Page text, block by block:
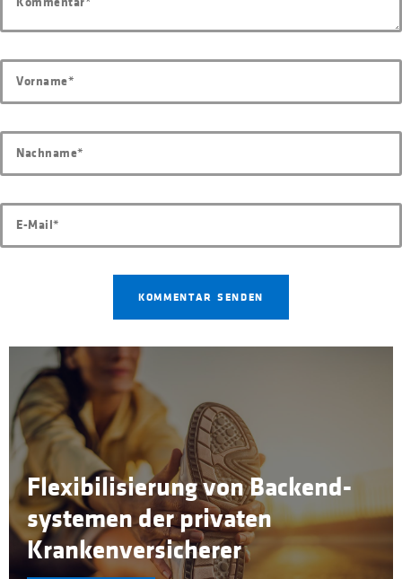
Flexibi­li­sier­ung von Backend­
systemen der privaten
Kranken­versicherer